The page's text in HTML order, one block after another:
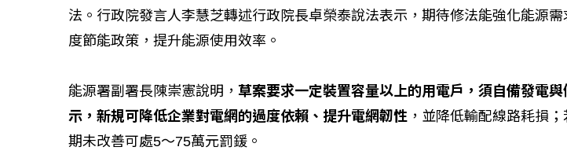
法。行政院發言人李慧芝轉述行政院長卓榮泰說法表示，期待修法能強化能源
度節能政策，提升能源使用效率。
能源署副署長陳崇憲說明， 草案要求一定裝置容量以上的用電戶，須自備發電
示，新規可降低企業對電網的過度依賴、提升電網韌性 ，並降低輸配線路耗損
期未改善可處5～75萬元罰鍰。